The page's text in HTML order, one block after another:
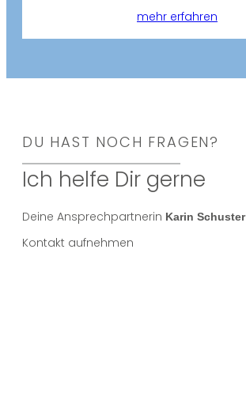
mehr erfahren
DU HAST NOCH FRAGEN?
Ich helfe Dir gerne
Deine Ansprechpartnerin Karin Schuster
Kontakt aufnehmen